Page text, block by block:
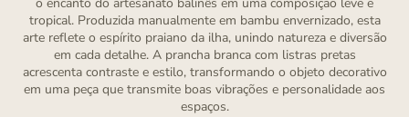
tropical. Produzida manualmente em bambu envernizado, esta
arte reflete o espírito praiano da ilha, unindo natureza e diversão
em cada detalhe. A prancha branca com listras pretas
acrescenta contraste e estilo, transformando o objeto decorativo
em uma peça que transmite boas vibrações e personalidade aos
espaços.